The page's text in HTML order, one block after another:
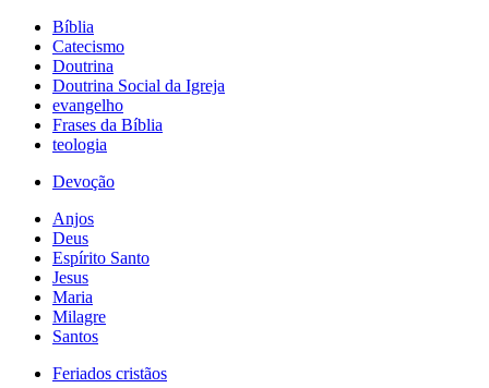
Bíblia
Catecismo
Doutrina
Doutrina Social da Igreja
evangelho
Frases da Bíblia
teologia
Devoção
Anjos
Deus
Espírito Santo
Jesus
Maria
Milagre
Santos
Feriados cristãos